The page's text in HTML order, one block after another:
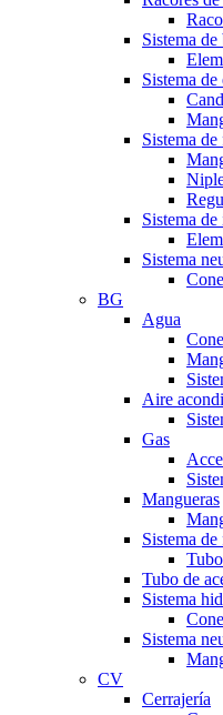
Sistema
Sistema
Sistema
Sistema
Sistema
BG
Agua
Aire
Gas
Mangueras
Sistema
Tubo de
Sistema
Sistema
CV
Cerrajería